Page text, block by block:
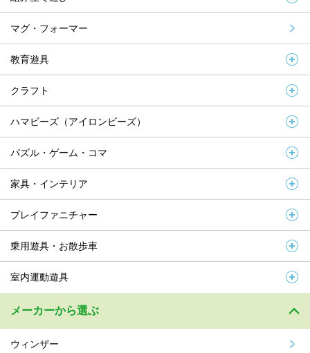
マグ・フォーマー
教育遊具
クラフト
ハマビーズ（アイロンビーズ）
パズル・ゲーム・コマ
家具・インテリア
プレイファニチャー
乗用遊具・お散歩車
室内運動遊具
メーカーから選ぶ
ウィンザー